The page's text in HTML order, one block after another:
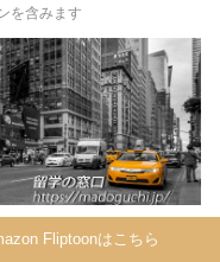
を含みます
Fliptoonはこちら